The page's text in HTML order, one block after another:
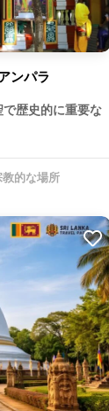
ンパラ
歴史的に重要な
教的な場所